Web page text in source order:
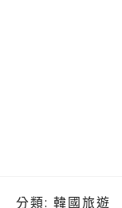
分類: 韓國旅遊